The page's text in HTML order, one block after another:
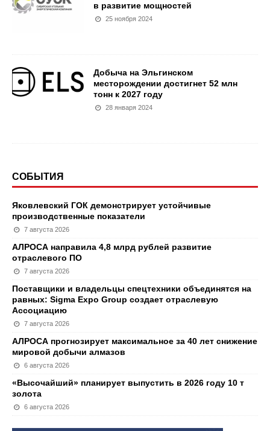
в развитие мощностей
25 ноября 2024
Добыча на Эльгинском
месторождении достигнет 52 млн
тонн к 2027 году
28 января 2024
СОБЫТИЯ
Яковлевский ГОК демонстрирует устойчивые
производственные показатели
7 августа 2026
АЛРОСА направила 4,8 млрд рублей развитие
отраслевого ПО
7 августа 2026
Поставщики и владельцы спецтехники объединятся на
равных: Sigma Expo Group создает отраслевую
Ассоциацию
7 августа 2026
АЛРОСА прогнозирует максимальное за 40 лет снижение
мировой добычи алмазов
6 августа 2026
«Высочайший» планирует выпустить в 2026 году 10 т
золота
6 августа 2026